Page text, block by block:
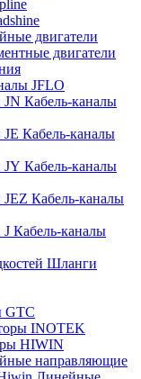
двигатели
двигатели
JFLO
Кабель-каналы
Кабель-каналы
Кабель-каналы
Кабель-каналы
Кабель-каналы
Шланги
GTC
INOTEK
HIWIN
направляющие